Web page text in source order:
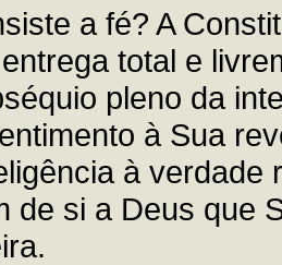
a fé? A
total e
pleno da
à Sua
à
de si a Deus que